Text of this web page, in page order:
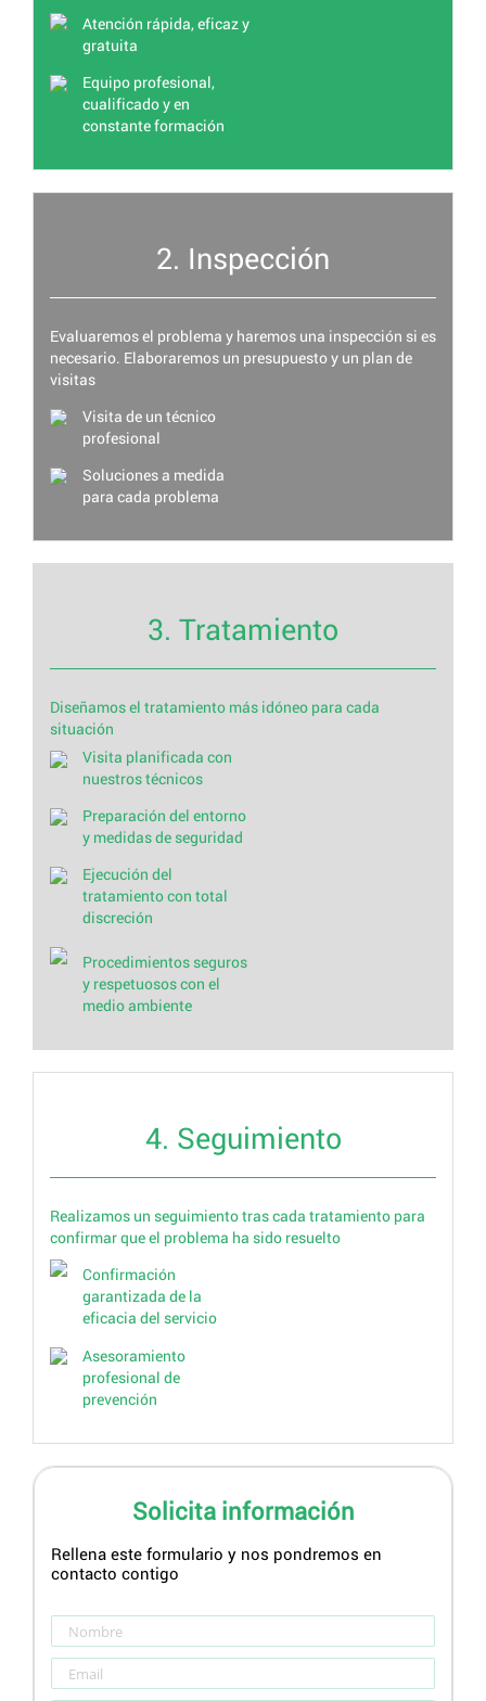
Atención rápida, eficaz y
gratuita
Equipo profesional,
cualificado y en
constante formación
2. Inspección
Evaluaremos el problema y haremos una inspección si es
necesario. Elaboraremos un presupuesto y un plan de
visitas
Visita de un técnico
profesional
Soluciones a medida
para cada problema
3. Tratamiento
Diseñamos el tratamiento más idóneo para cada
situación
Visita planificada con
nuestros técnicos
Preparación del entorno
y medidas de seguridad
Ejecución del
tratamiento con total
discreción
Procedimientos seguros
y respetuosos con el
medio ambiente
4. Seguimiento
Realizamos un seguimiento tras cada tratamiento para
confirmar que el problema ha sido resuelto
Confirmación
garantizada de la
eficacia del servicio
Asesoramiento
profesional de
prevención
Solicita información
Rellena este formulario y nos pondremos en
contacto contigo